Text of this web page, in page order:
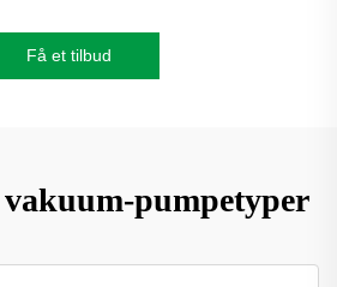
Få et tilbud
pumpetyper